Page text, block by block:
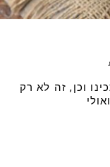
וכן, זה לא רק